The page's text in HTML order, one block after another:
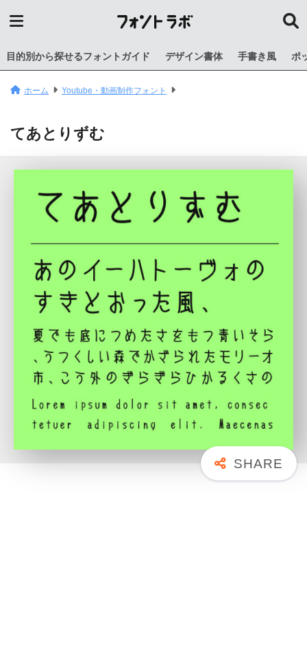
目的別から探せるフォントガイド デザイン書体 手書き風 ポ
ホーム Youtube・動画制作フォント
てあとりずむ